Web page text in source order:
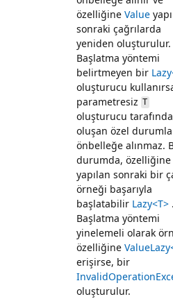
özelliğine Value
sonraki çağrılarda
yeniden oluşturulur.
Başlatma yöntemi
belirtmeyen bir
oluşturucu
parametresiz T
oluşturucu
oluşan özel
önbelleğe alınmaz.
durumda, özelliğine
yapılan sonraki bir
örneği başarıyla
başlatabilir Lazy<T>
Başlatma yöntemi
yinelemeli olarak
özelliğine Value
erişirse, bir
oluşturulur.